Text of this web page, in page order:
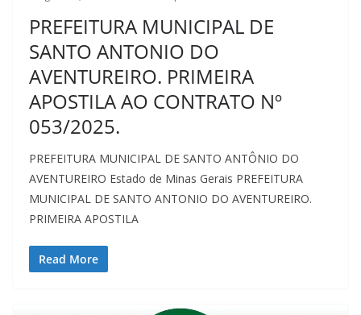
PREFEITURA MUNICIPAL DE
SANTO ANTONIO DO
AVENTUREIRO. PRIMEIRA
APOSTILA AO CONTRATO Nº
053/2025.
PREFEITURA MUNICIPAL DE SANTO ANTÔNIO DO
AVENTUREIRO Estado de Minas Gerais PREFEITURA
MUNICIPAL DE SANTO ANTONIO DO AVENTUREIRO.
PRIMEIRA APOSTILA
Read More